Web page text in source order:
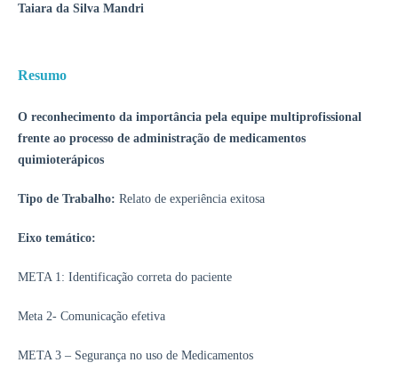
Taiara da Silva Mandri
Resumo
O reconhecimento da importância pela equipe multiprofissional
frente ao processo de administração de medicamentos
quimioterápicos
Tipo de Trabalho: Relato de experiência exitosa
Eixo temático:
META 1: Identificação correta do paciente
Meta 2- Comunicação efetiva
META 3 – Segurança no uso de Medicamentos